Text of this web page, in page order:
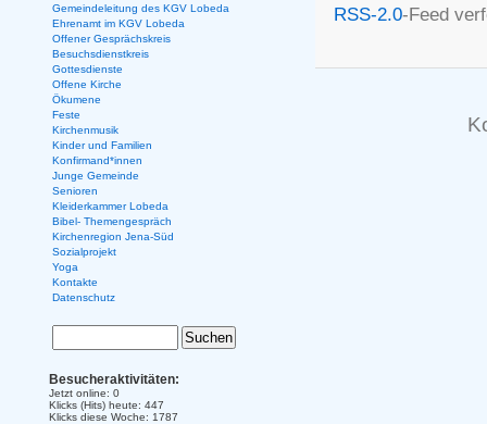
RSS-2.0-Feed
Gemeindeleitung des KGV Lobeda
Ehrenamt im KGV Lobeda
Offener Gesprächskreis
Besuchsdienstkreis
Gottesdienste
Offene Kirche
Ökumene
Feste
Kirchenmusik
Kinder und Familien
Konfirmand*innen
Junge Gemeinde
Senioren
Kleiderkammer Lobeda
Bibel- Themengespräch
Kirchenregion Jena-Süd
Sozialprojekt
Yoga
Kontakte
Datenschutz
Besucheraktivitäten:
Jetzt online: 0
Klicks (Hits) heute: 447
Klicks diese Woche: 1787